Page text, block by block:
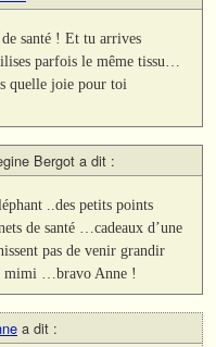
santé ! Et tu arrives
parfois le même tissu…
quelle joie pour toi
Bergot a dit :
..des petits points
de santé …cadeaux d’une
pas de venir grandir
mimi …bravo Anne !
a dit :